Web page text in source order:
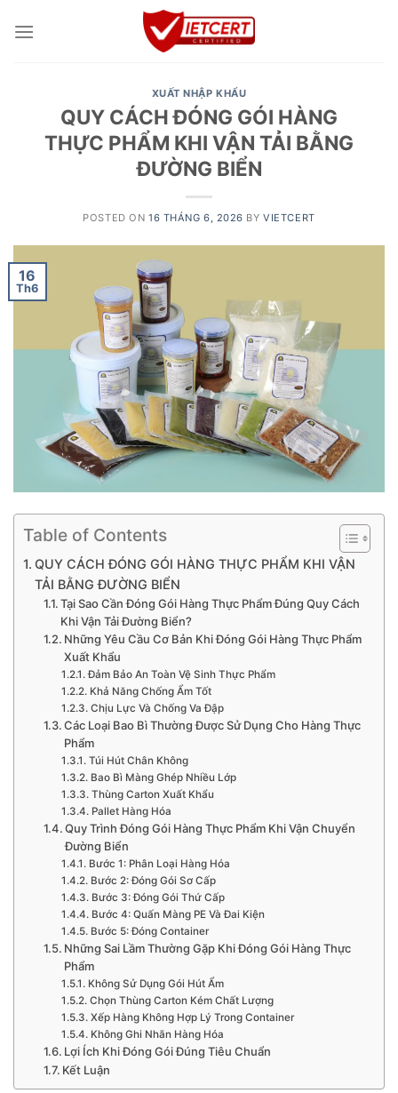
XUẤT NHẬP KHẨU
QUY CÁCH ĐÓNG GÓI HÀNG
THỰC PHẨM KHI VẬN TẢI BẰNG
ĐƯỜNG BIỂN
POSTED ON 16 THÁNG 6, 2026 BYVIETCERT
16
Th6
Table of Contents
QUY CÁCH ĐÓNG GÓI HÀNG THỰC PHẨM KHI VẬN
TẢI BẰNG ĐƯỜNG BIỂN
Tại Sao Cần Đóng Gói Hàng Thực Phẩm Đúng Quy Cách
Khi Vận Tải Đường Biển?
Những Yêu Cầu Cơ Bản Khi Đóng Gói Hàng Thực Phẩm
Xuất Khẩu
Đảm Bảo An Toàn Vệ Sinh Thực Phẩm
Khả Năng Chống Ẩm Tốt
Chịu Lực Và Chống Va Đập
Các Loại Bao Bì Thường Được Sử Dụng Cho Hàng Thực
Phẩm
Túi Hút Chân Không
Bao Bì Màng Ghép Nhiều Lớp
Thùng Carton Xuất Khẩu
Pallet Hàng Hóa
Quy Trình Đóng Gói Hàng Thực Phẩm Khi Vận Chuyển
Đường Biển
Bước 1: Phân Loại Hàng Hóa
Bước 2: Đóng Gói Sơ Cấp
Bước 3: Đóng Gói Thứ Cấp
Bước 4: Quấn Màng PE Và Đai Kiện
Bước 5: Đóng Container
Những Sai Lầm Thường Gặp Khi Đóng Gói Hàng Thực
Phẩm
Không Sử Dụng Gói Hút Ẩm
Chọn Thùng Carton Kém Chất Lượng
Xếp Hàng Không Hợp Lý Trong Container
Không Ghi Nhãn Hàng Hóa
Lợi Ích Khi Đóng Gói Đúng Tiêu Chuẩn
Kết Luận